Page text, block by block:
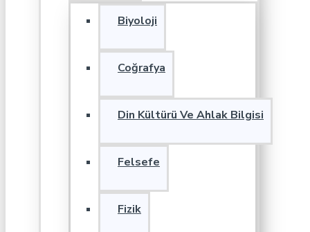
Biyoloji
Coğrafya
Din Kültürü Ve Ahlak Bilgisi
Felsefe
Fizik